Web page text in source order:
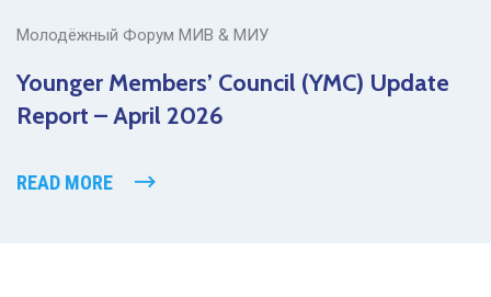
Молодёжный Форум МИВ & МИУ
Younger Members’ Council (YMC) Update
Report – April 2026
READ MORE